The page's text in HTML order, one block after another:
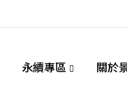
永續專區 關於